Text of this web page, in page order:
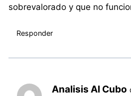
sobrevalorado y que no
Responder
Analisis Al Cubo